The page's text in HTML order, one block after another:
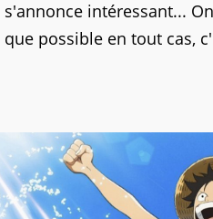
s'annonce intéressant...
que possible en tout cas,